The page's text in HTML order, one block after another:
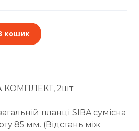
кошик
КОМПЛЕКТ, 2шт
планці SIBA сумісна
85 мм. (Відстань між